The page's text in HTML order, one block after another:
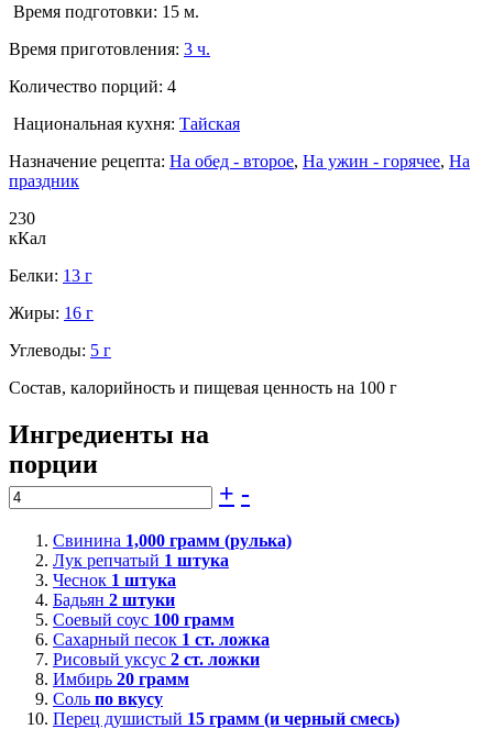
Время подготовки: 15 м.
Время приготовления: 3 ч.
Количество порций: 4
Национальная кухня: Тайская
Назначение рецепта: На обед - второе, На ужин - горячее, На
праздник
230
кКал
Белки: 13 г
Жиры: 16 г
Углеводы: 5 г
Состав, калорийность и пищевая ценность на 100 г
Ингредиенты на
порции
+ -
Свинина 1,000 грамм (рулька)
Лук репчатый 1 штука
Чеснок 1 штука
Бадьян 2 штуки
Соевый соус 100 грамм
Сахарный песок 1 ст. ложка
Рисовый уксус 2 ст. ложки
Имбирь 20 грамм
Соль по вкусу
Перец душистый 15 грамм (и черный смесь)